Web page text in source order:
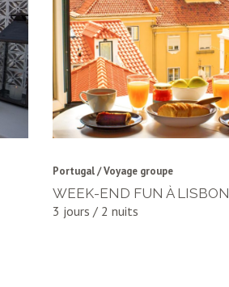
Portugal / Voyage groupe
WEEK-END FUN À
3 jours / 2 nuits